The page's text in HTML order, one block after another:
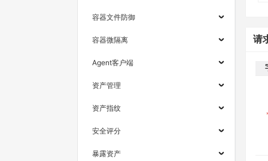
容器文件防御
容器微隔离
Agent客户端
资产管理
资产指纹
安全评分
暴露资产
请